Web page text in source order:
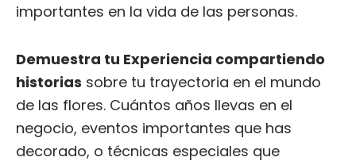
importantes en la vida de las personas.
Demuestra tu Experiencia compartiendo
historias sobre tu trayectoria en el mundo
de las flores. Cuántos años llevas en el
negocio, eventos importantes que has
decorado, o técnicas especiales que